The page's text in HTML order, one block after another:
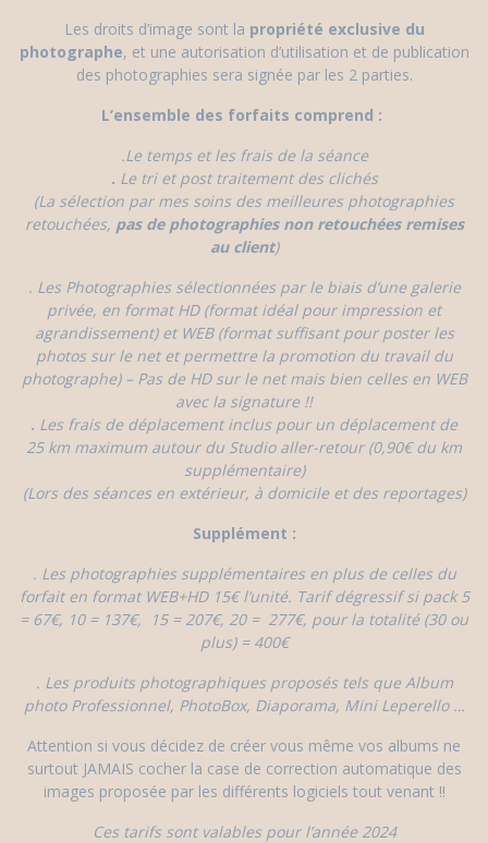
Les droits d’image sont la propriété exclusive du
photographe, et une autorisation d’utilisation et de publication
des photographies sera signée par les 2 parties.
L’ensemble des forfaits comprend :
.Le temps et les frais de la séance
. Le tri et post traitement des clichés
(La sélection par mes soins des meilleures photographies
retouchées, pas de photographies non retouchées remises
au client)
. Les Photographies sélectionnées par le biais d’une galerie
privée, en format HD (format idéal pour impression et
agrandissement) et WEB (format suffisant pour poster les
photos sur le net et permettre la promotion du travail du
photographe) – Pas de HD sur le net mais bien celles en WEB
avec la signature !!
. Les frais de déplacement inclus pour un déplacement de
25 km maximum autour du Studio aller-retour (0,90€ du km
supplémentaire)
(Lors des séances en extérieur, à domicile et des reportages)
Supplément :
. Les photographies supplémentaires en plus de celles du
forfait en format WEB+HD 15€ l’unité. Tarif dégressif si pack 5
= 67€, 10 = 137€, 15 = 207€, 20 = 277€, pour la totalité (30 ou
plus) = 400€
. Les produits photographiques proposés tels que Album
photo Professionnel, PhotoBox, Diaporama, Mini Leperello …
Attention si vous décidez de créer vous même vos albums ne
surtout JAMAIS cocher la case de correction automatique des
images proposée par les différents logiciels tout venant !!
Ces tarifs sont valables pour l’année 2024